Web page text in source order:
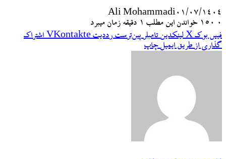
Ali Mohammadi ۰۱/۰۷/۱۴۰۴
۰
خواندن این مطلب 1 دقیقه زمان میبرد
فیس بوک X لینکدین ‫تامبلر ‫پین‌ترست ‫رددیت ‫VKontakte اشتراک
گذاری از طریق ایمیل چاپ